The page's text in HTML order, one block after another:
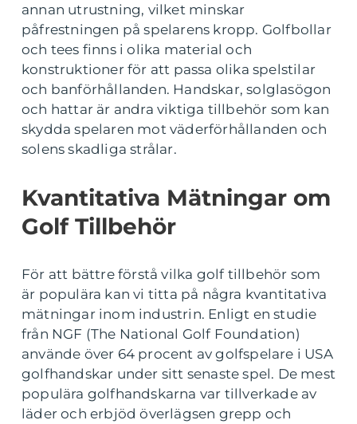
annan utrustning, vilket minskar
påfrestningen på spelarens kropp. Golfbollar
och tees finns i olika material och
konstruktioner för att passa olika spelstilar
och banförhållanden. Handskar, solglasögon
och hattar är andra viktiga tillbehör som kan
skydda spelaren mot väderförhållanden och
solens skadliga strålar.
Kvantitativa Mätningar om
Golf Tillbehör
För att bättre förstå vilka golf tillbehör som
är populära kan vi titta på några kvantitativa
mätningar inom industrin. Enligt en studie
från NGF (The National Golf Foundation)
använde över 64 procent av golfspelare i USA
golfhandskar under sitt senaste spel. De mest
populära golfhandskarna var tillverkade av
läder och erbjöd överlägsen grepp och